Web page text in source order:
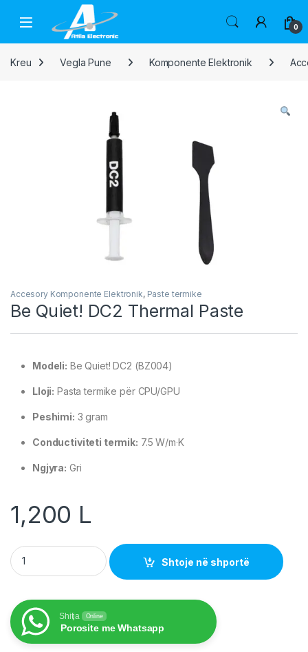
Skip to navigation
Open 0
Kreu Vegla Pune Komponente Elektronik
Accesory Komponente Elektronik, Paste termike
Be Quiet! DC2 Thermal Paste
Modeli: Be Quiet! DC2 (BZ004)
Lloji: Pasta termike për CPU/GPU
Peshimi: 3 gram
Conductiviteti termik: 7.5 W/m·K
Ngjyra: Gri
1,200 L
Be Quiet! DC2 Thermal Paste quantity
Shtoje në shportë
Shitja Online
Porosite me Whatsapp